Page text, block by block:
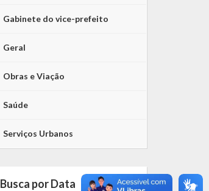
Gabinete do vice-prefeito
Geral
Obras e Viação
Saúde
Serviços Urbanos
Busca por Data